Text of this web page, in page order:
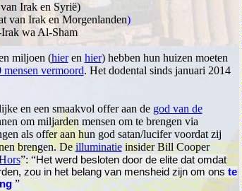
Irak en Syrië)
van Irak en Morgenlanden)
wa Al-Sham
miljoen (hieren hier) hebben hun huizen moeten
vermoord. Het dodental sinds januari 2014
en een smaakvol offer aan de god van de
om miljarden mensen om te brengen via
als offer aan hun god satan/lucifer voordat zij
brengen. De illuminatieinsider Bill Cooper
”:“Het werd besloten door de elite dat omdat
zou in het belang van mensheid zijn om ons te
”